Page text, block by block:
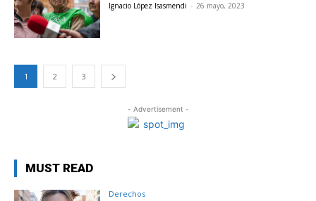
Ignacio López Isasmendi - 26 mayo, 2023
1 2 3
- Advertisement -
MUST READ
Derechos